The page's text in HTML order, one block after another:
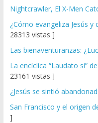
Nightcrawler, El X-Men
¿Cómo evangeliza Jesús
28313 vistas ]
Las bienaventuranzas:
La encíclica “Laudato si”
23161 vistas ]
¿Jesús se sintió
San Francisco y el origen
]